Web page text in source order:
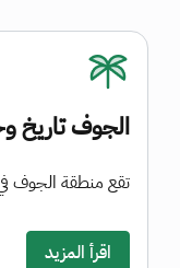
الجوف تاريخ
تقع منطقة الجوف
اقرأ المزيد